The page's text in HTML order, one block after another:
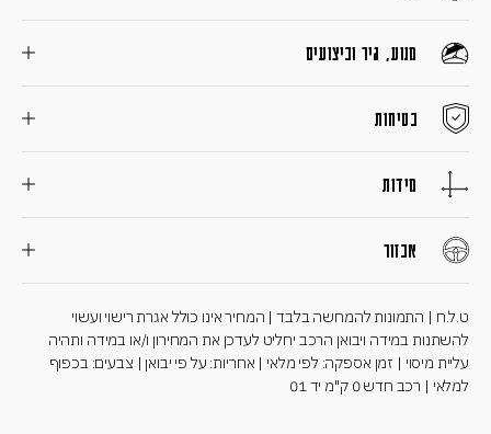
מנוע, גיר וביצועים
בטיחות
מידות
אבזור
ט.ל.ח | התמונות להמחשה בלבד | המחיר אינו כולל אגרת רישוי ועשוי
להשתנות במידה ויבואן הרכב יחליט לעדכן את המחירון ו/או במידה ותהיה
עליית מיסוי | זמן אספקה: לפי מלאי | אחריות: על פי יבואן | צבעים: בכפוף
למלאי | רכב חדש 0 ק"מ יד 01